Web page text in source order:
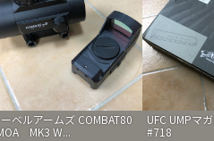
ーベルアームズ COMBAT80
MK3 W...
UFC UMPマ
#718